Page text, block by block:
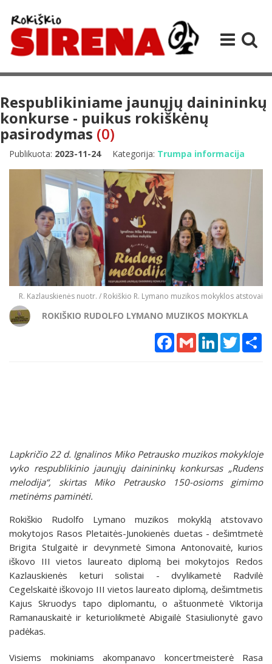
Respublikiniame jaunųjų dainininkų
konkurse - puikus rokiškėnų
pasirodymas (0)
Publikuota: 2023-11-24 Kategorija: Trumpa informacija
R. Kazlauskienės nuotr. / Rokiškio R. Lymano muzikos mokyklos atstovai
ROKIŠKIO RUDOLFO LYMANO MUZIKOS MOKYKLA
Facebook
Gmail LinkedInTwitter
Lapkričio 22 d. Ignalinos Miko Petrausko muzikos mokykloje
vyko respublikinio jaunųjų dainininkų konkursas „Rudens
melodija“, skirtas Miko Petrausko 150-osioms gimimo
metinėms paminėti.
Rokiškio Rudolfo Lymano muzikos mokyklą atstovavo
mokytojos Rasos Pletaitės-Junokienės duetas - dešimtmetė
Brigita Stulgaitė ir devynmetė Simona Antonovaitė, kurios
iškovo III vietos laureato diplomą bei mokytojos Redos
Kazlauskienės keturi solistai - dvylikametė Radvilė
Cegelskaitė iškovojo III vietos laureato diplomą, dešimtmetis
Kajus Skruodys tapo diplomantu, o aštuonmetė Viktorija
Ramanauskaitė ir keturiolikmetė Abigailė Stasiulionytė gavo
padėkas.
Visiems mokiniams akompanavo koncertmeisterė Rasa